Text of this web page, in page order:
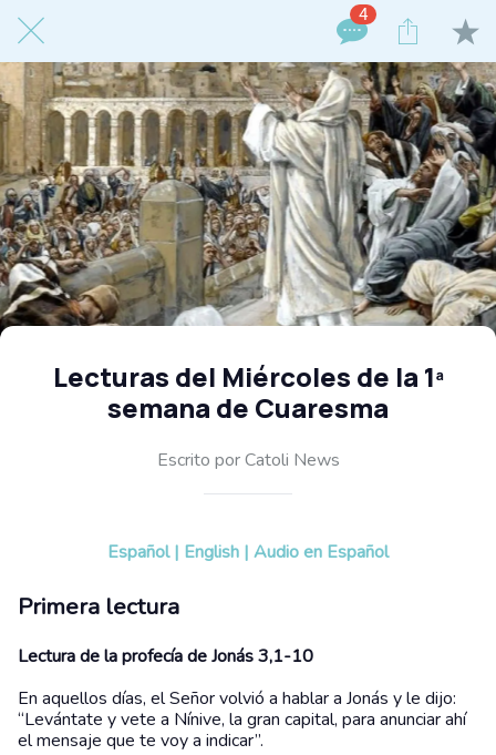
4
Lecturas del Miércoles de la 1ª
semana de Cuaresma
Escrito por Catoli News
Español | English | Audio en Español
Primera lectura
Lectura de la profecía de Jonás 3,1-10
En aquellos días, el Señor volvió a hablar a Jonás y le dijo:
“Levántate y vete a Nínive, la gran capital, para anunciar ahí
el mensaje que te voy a indicar”.